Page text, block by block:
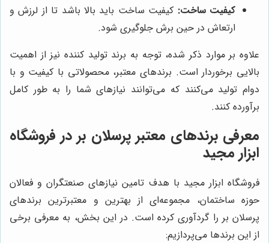
کیفیت ساخت: کیفیت ساخت باید بالا باشد تا از لرزش و
ارتعاش در حین برش جلوگیری شود.
علاوه بر موارد ذکر شده، توجه به برند تولید کننده نیز از اهمیت
بالایی برخوردار است. برندهای معتبر، محصولاتی با کیفیت و با
دوام تولید می‌کنند که می‌توانند نیازهای شما را به طور کامل
برآورده کنند.
معرفی برندهای معتبر پرسلان بر در فروشگاه
ابزار مجید
فروشگاه ابزار مجید با هدف تامین نیازهای صنعتگران و فعالان
حوزه ساختمان، مجموعه‌ای از بهترین و معتبرترین برندهای
پرسلان بر را گردآوری کرده است. در این بخش، به معرفی برخی
از این برندها می‌پردازیم: